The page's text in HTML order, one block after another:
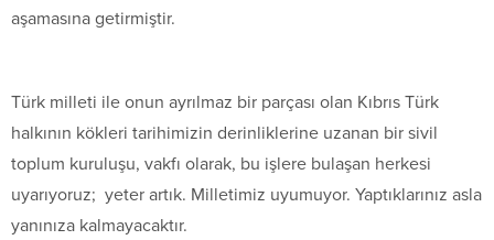
aşamasına getirmiştir.
Türk milleti ile onun ayrılmaz bir parçası olan Kıbrıs Türk
halkının kökleri tarihimizin derinliklerine uzanan bir sivil
toplum kuruluşu, vakfı olarak, bu işlere bulaşan herkesi
uyarıyoruz; yeter artık. Milletimiz uyumuyor. Yaptıklarınız asla
yanınıza kalmayacaktır.